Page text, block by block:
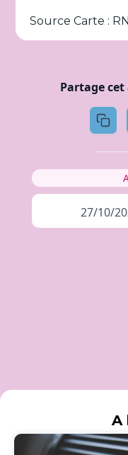
Source Carte :
Partage
27/10/
A